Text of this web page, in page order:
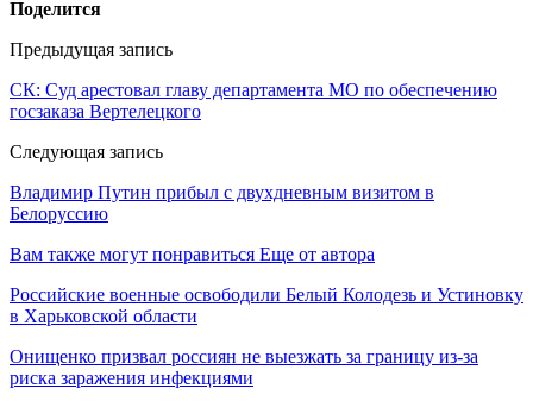
Поделится
Предыдущая запись
СК: Суд арестовал главу департамента МО по обеспечению
госзаказа Вертелецкого
Следующая запись
Владимир Путин прибыл с двухдневным визитом в
Белоруссию
Вам также могут понравиться Еще от автора
Российские военные освободили Белый Колодезь и Устиновку
в Харьковской области
Онищенко призвал россиян не выезжать за границу из-за
риска заражения инфекциями